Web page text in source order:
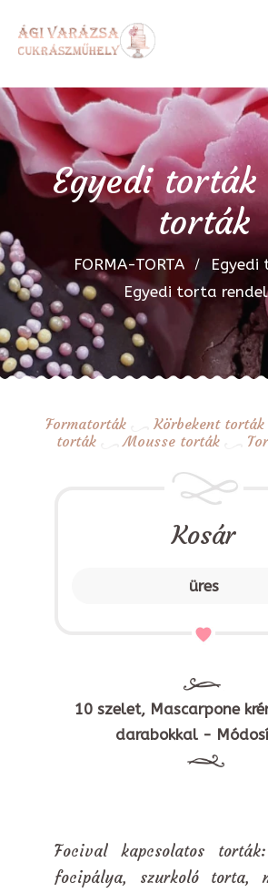
Egyedi torták
torták
FORMA-TORTA
Egyedi torta
Formatorták Körbekent torták
torták
Mousse torták
Kosár
üres
10 szelet, Mascarpone
darabokkal -
Focival kapcsolatos
focipálya, szurkoló torta,